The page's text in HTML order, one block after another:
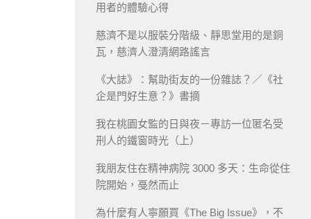
用者的體驗心得
慈濟不是以服裝分階級、靜思堂用的是銅
瓦，慈濟人澄清網路謠言
《大誌》：幫助街友的一份雜誌？／《社
企是門好生意？》書摘
我在桃園女監的日與夜－專訪一位匿名受
刑人的鐵窗時光（上）
我朋友住在精神病院 3000 多天：生命從住
院開始，戞然而止
為什麼有人寧願買《The Big Issue》，不